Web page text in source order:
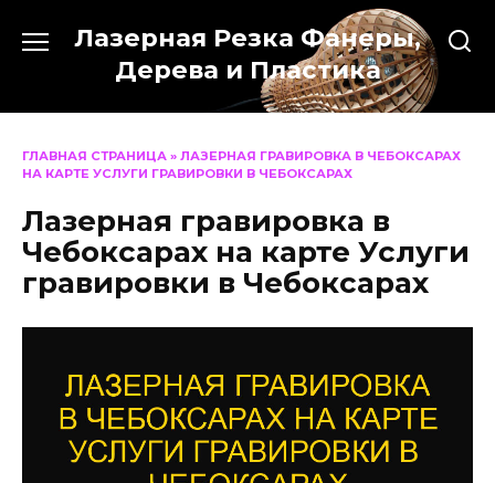
содержанию
Лазерная Резка Фанеры,
Дерева и Пластика
ГЛАВНАЯ СТРАНИЦА » ЛАЗЕРНАЯ ГРАВИРОВКА В ЧЕБОКСАРАХ
НА КАРТЕ УСЛУГИ ГРАВИРОВКИ В ЧЕБОКСАРАХ
Лазерная гравировка в
Чебоксарах на карте Услуги
гравировки в Чебоксарах